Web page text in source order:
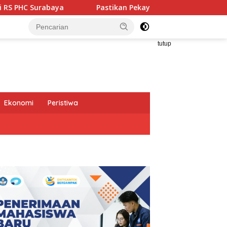
Pastikan Pekayanan Maksimal, Direksi Jasa Raharja
tutup
Ekonomi Peristiwa